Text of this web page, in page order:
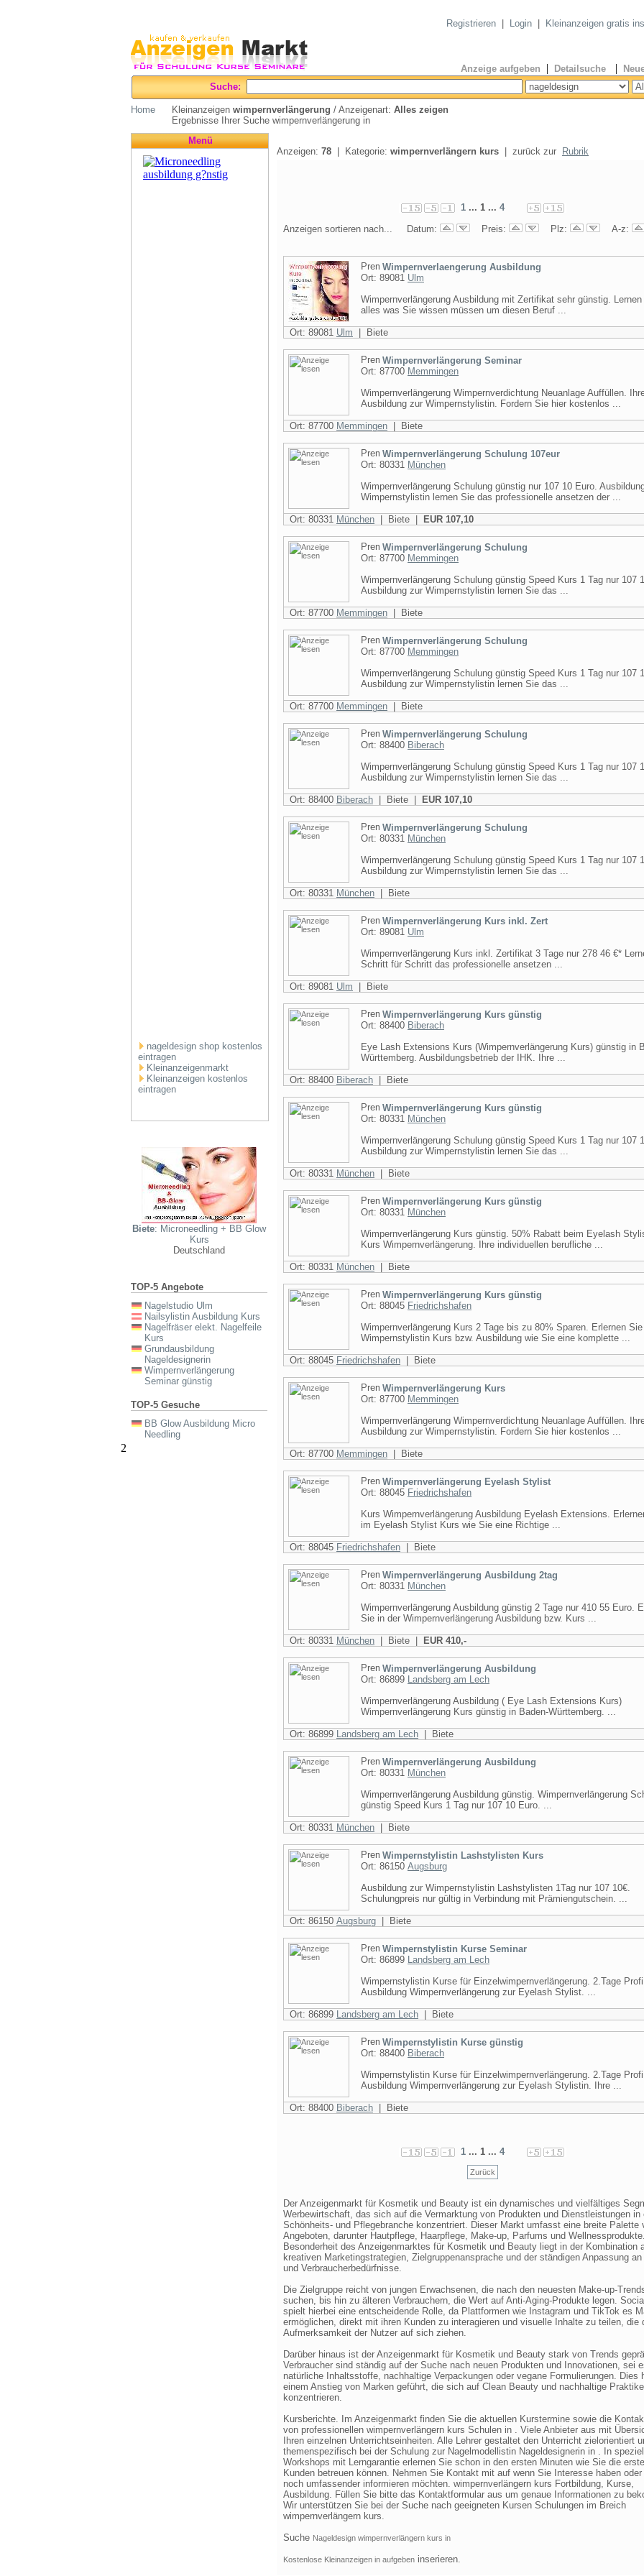
2
Registrieren Login Kleinanzeigen gratis
Anzeige aufgeben | Detailsuche |
Suche:
Home Kleinanzeigen wimpernverlängerung / Anzeigenart: Alles zeigen
Ergebnisse Ihrer Suche wimpernverlängerung in
Menü
nageldesign shop kostenlos
eintragen
Kleinanzeigenmarkt
Kleinanzeigen kostenlos
eintragen
Biete: Microneedling + BB Glow
Kurs
Deutschland
TOP-5 Angebote
Nagelstudio Ulm
Nailsylistin Ausbildung Kurs
Nagelfräser elekt. Nagelfeile
Kurs
Grundausbildung
Nageldesignerin
Wimpernverlängerung
Seminar günstig
TOP-5 Gesuche
BB Glow Ausbildung Micro
Needling
Anzeigen: 78 | Kategorie: wimpernverlängern kurs | zurück zur Rubrik
1... 1 ... 4
Anzeigen sortieren nach... Datum:
Preis: Plz: A-z:
Wimpernverlaengerung Ausbildung
Ort: 89081 Ulm
Wimpernverlängerung Ausbildung mit Zertifikat sehr günstig.
alles was Sie wissen müssen um diesen Beruf ...
Ort: 89081 Ulm | Biete
Wimpernverlängerung Seminar
Ort: 87700 Memmingen
Wimpernverlängerung Wimpernverdichtung Neuanlage Auffüllen.
Ausbildung zur Wimpernstylistin. Fordern Sie hier kostenlos ...
Ort: 87700 Memmingen | Biete
Wimpernverlängerung Schulung 107eur
Ort: 80331 München
Wimpernverlängerung Schulung günstig nur 107 10 Euro.
Wimpernstylistin lernen Sie das professionelle ansetzen der ...
Ort: 80331 München | Biete | EUR 107,10
Wimpernverlängerung Schulung
Ort: 87700 Memmingen
Wimpernverlängerung Schulung günstig Speed Kurs 1 Tag nur 107
Ausbildung zur Wimpernstylistin lernen Sie das ...
Ort: 87700 Memmingen | Biete
Wimpernverlängerung Schulung
Ort: 87700 Memmingen
Wimpernverlängerung Schulung günstig Speed Kurs 1 Tag nur 107
Ausbildung zur Wimpernstylistin lernen Sie das ...
Ort: 87700 Memmingen | Biete
Wimpernverlängerung Schulung
Ort: 88400 Biberach
Wimpernverlängerung Schulung günstig Speed Kurs 1 Tag nur 107
Ausbildung zur Wimpernstylistin lernen Sie das ...
Ort: 88400 Biberach | Biete | EUR 107,10
Wimpernverlängerung Schulung
Ort: 80331 München
Wimpernverlängerung Schulung günstig Speed Kurs 1 Tag nur 107
Ausbildung zur Wimpernstylistin lernen Sie das ...
Ort: 80331 München | Biete
Wimpernverlängerung Kurs inkl. Zert
Ort: 89081 Ulm
Wimpernverlängerung Kurs inkl. Zertifikat 3 Tage nur 278 46 €*
Schritt für Schritt das professionelle ansetzen ...
Ort: 89081 Ulm | Biete
Wimpernverlängerung Kurs günstig
Ort: 88400 Biberach
Eye Lash Extensions Kurs (Wimpernverlängerung Kurs) günstig in
Württemberg. Ausbildungsbetrieb der IHK. Ihre ...
Ort: 88400 Biberach | Biete
Wimpernverlängerung Kurs günstig
Ort: 80331 München
Wimpernverlängerung Schulung günstig Speed Kurs 1 Tag nur 107
Ausbildung zur Wimpernstylistin lernen Sie das ...
Ort: 80331 München | Biete
Wimpernverlängerung Kurs günstig
Ort: 80331 München
Wimpernverlängerung Kurs günstig. 50% Rabatt beim Eyelash
Kurs Wimpernverlängerung. Ihre individuellen berufliche ...
Ort: 80331 München | Biete
Wimpernverlängerung Kurs günstig
Ort: 88045 Friedrichshafen
Wimpernverlängerung Kurs 2 Tage bis zu 80% Sparen. Erlernen
Wimpernstylistin Kurs bzw. Ausbildung wie Sie eine komplette ...
Ort: 88045 Friedrichshafen | Biete
Wimpernverlängerung Kurs
Ort: 87700 Memmingen
Wimpernverlängerung Wimpernverdichtung Neuanlage Auffüllen.
Ausbildung zur Wimpernstylistin. Fordern Sie hier kostenlos ...
Ort: 87700 Memmingen | Biete
Wimpernverlängerung Eyelash Stylist
Ort: 88045 Friedrichshafen
Kurs Wimpernverlängerung Ausbildung Eyelash Extensions.
im Eyelash Stylist Kurs wie Sie eine Richtige ...
Ort: 88045 Friedrichshafen | Biete
Wimpernverlängerung Ausbildung 2tag
Ort: 80331 München
Wimpernverlängerung Ausbildung günstig 2 Tage nur 410 55 Euro.
Sie in der Wimpernverlängerung Ausbildung bzw. Kurs ...
Ort: 80331 München | Biete | EUR 410,-
Wimpernverlängerung Ausbildung
Ort: 86899 Landsberg am Lech
Wimpernverlängerung Ausbildung ( Eye Lash Extensions Kurs)
Wimpernverlängerung Kurs günstig in Baden-Württemberg. ...
Ort: 86899 Landsberg am Lech | Biete
Wimpernverlängerung Ausbildung
Ort: 80331 München
Wimpernverlängerung Ausbildung günstig. Wimpernverlängerung
günstig Speed Kurs 1 Tag nur 107 10 Euro. ...
Ort: 80331 München | Biete
Wimpernstylistin Lashstylisten Kurs
Ort: 86150 Augsburg
Ausbildung zur Wimpernstylistin Lashstylisten 1Tag nur 107 10€.
Schulungpreis nur gültig in Verbindung mit Prämiengutschein. ...
Ort: 86150 Augsburg | Biete
Wimpernstylistin Kurse Seminar
Ort: 86899 Landsberg am Lech
Wimpernstylistin Kurse für Einzelwimpernverlängerung. 2.Tage Profi
Ausbildung Wimpernverlängerung zur Eyelash Stylist. ...
Ort: 86899 Landsberg am Lech | Biete
Wimpernstylistin Kurse günstig
Ort: 88400 Biberach
Wimpernstylistin Kurse für Einzelwimpernverlängerung. 2.Tage Profi
Ausbildung Wimpernverlängerung zur Eyelash Stylistin. Ihre ...
Ort: 88400 Biberach | Biete
1... 1 ... 4
Zurück
Der Anzeigenmarkt für Kosmetik und Beauty ist ein dynamisches und vielfältiges
Werbewirtschaft, das sich auf die Vermarktung von Produkten und Dienstleistungen in
Schönheits- und Pflegebranche konzentriert. Dieser Markt umfasst eine breite Palette
Angeboten, darunter Hautpflege, Haarpflege, Make-up, Parfums und
Besonderheit des Anzeigenmarktes für Kosmetik und Beauty liegt in der Kombination
kreativen Marketingstrategien, Zielgruppenansprache und der ständigen Anpassung an
und Verbraucherbedürfnisse.
Die Zielgruppe reicht von jungen Erwachsenen, die nach den neuesten Make-up-
suchen, bis hin zu älteren Verbrauchern, die Wert auf Anti-Aging-Produkte legen.
spielt hierbei eine entscheidende Rolle, da Plattformen wie Instagram und TikTok es
ermöglichen, direkt mit ihren Kunden zu interagieren und visuelle Inhalte zu teilen, die
Aufmerksamkeit der Nutzer auf sich ziehen.
Darüber hinaus ist der Anzeigenmarkt für Kosmetik und Beauty stark von Trends
Verbraucher sind ständig auf der Suche nach neuen Produkten und Innovationen, sei
natürliche Inhaltsstoffe, nachhaltige Verpackungen oder vegane Formulierungen. Dies
einem Anstieg von Marken geführt, die sich auf Clean Beauty und nachhaltige
konzentrieren.
Kursberichte. Im Anzeigenmarkt finden Sie die aktuellen Kurstermine sowie die
von professionellen wimpernverlängern kurs Schulen in . Viele Anbieter aus mit
Ihren einzelnen Unterrichtseinheiten. Alle Lehrer gestaltet den Unterricht zielorientiert
themenspezifisch bei der Schulung zur Nagelmodellistin Nageldesignerin in . In
Workshops mit Lerngarantie erlernen Sie schon in den ersten Minuten wie Sie die
Kunden betreuen können. Nehmen Sie Kontakt mit auf wenn Sie Interesse haben
noch umfassender informieren möchten. wimpernverlängern kurs Fortbildung, Kurse,
Ausbildung. Füllen Sie bitte das Kontaktformular aus um genaue Informationen zu
Wir unterstützen Sie bei der Suche nach geeigneten Kursen Schulungen im Breich
wimpernverlängern kurs.
Suche Nageldesign wimpernverlängern kurs in
Kostenlose Kleinanzeigen in aufgeben inserieren.